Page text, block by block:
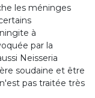
les méninges
à
par la
Neisseria
soudaine et être
pas traitée très